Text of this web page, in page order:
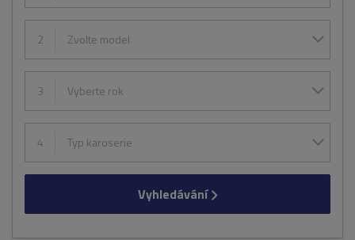
2 Zvolte model
3 Vyberte rok
4 Typ karoserie
Vyhledávání